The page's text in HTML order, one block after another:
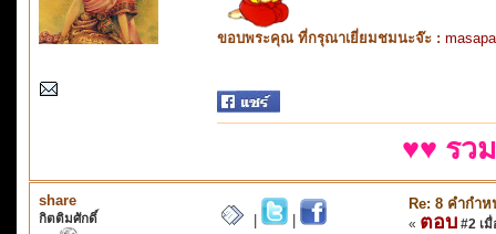
ขอบพระคุณ ที่กรุณาเยี่ยมชมนะจ๊ะ :
♥♥ รว
share
กิตติมศักดิ์
Re: 8 คำกำ
« ตอบ #2 เมื่